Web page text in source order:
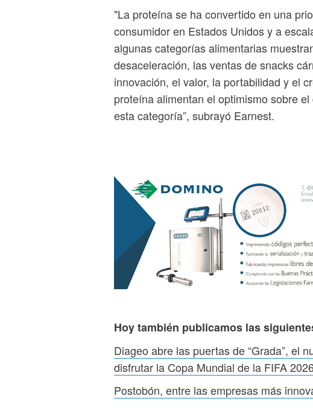
"La proteína se ha convertido en una
consumidor en Estados Unidos y a
algunas categorías alimentarias
desaceleración, las ventas de snacks
innovación, el valor, la portabilidad y el
proteína alimentan el optimismo sobre
esta categoría”, subrayó Earnest.
Hoy también publicamos las
Diageo abre las puertas de “Grada”, el
disfrutar la Copa Mundial de la FIFA
Postobón, entre las empresas más